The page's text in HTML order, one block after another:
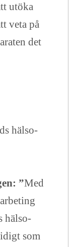
utöka
veta på
det
hälso-
”Med
hälso-
som